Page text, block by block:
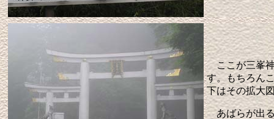
ここが三峯神
す。もちろん
下はその拡大
あばらが出る